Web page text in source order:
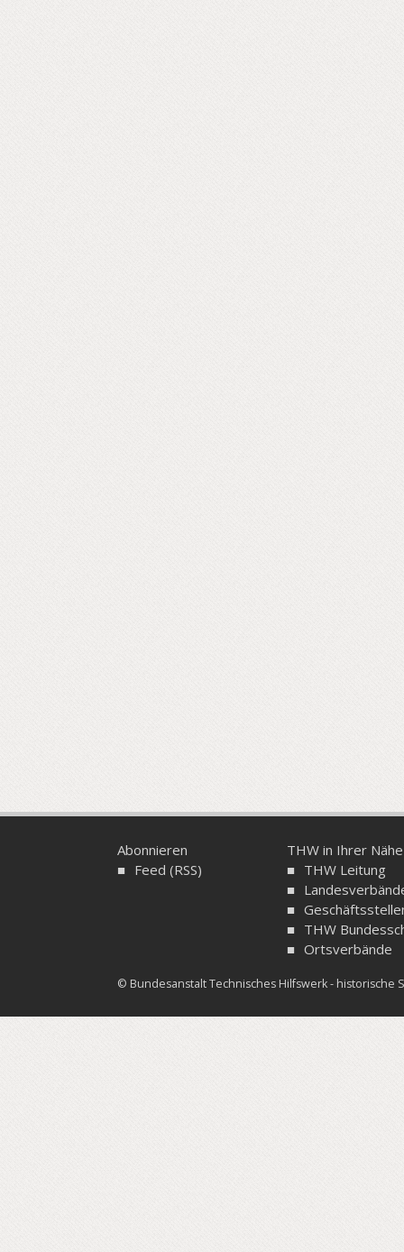
Abonnieren
Feed (RSS)
THW in Ihrer Nähe
THW Leitung
THW
Ortsverbände
© Bundesanstalt Technisches Hilfswerk - historische